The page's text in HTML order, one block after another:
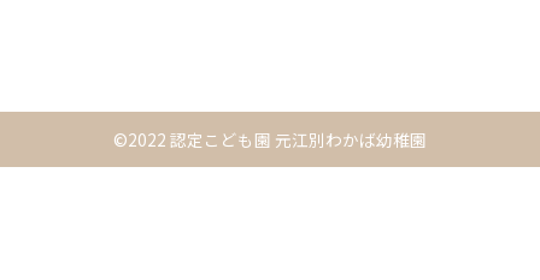
©2022 認定こども園 元江別わかば幼稚園